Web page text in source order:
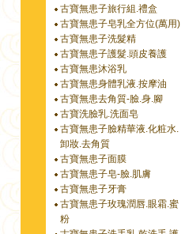
古寶無患子旅行組.禮盒
古寶無患子皂乳全方位(萬用)
古寶無患子洗髮精
古寶無患子護髮.頭皮養護
古寶無患沐浴乳
古寶無患身體乳液.按摩油
古寶無患去角質-臉.身.腳
古寶洗臉乳.洗面皂
古寶無患子臉精華液.化粧水.
卸妝.去角質
古寶無患子面膜
古寶無患子皂-臉.肌膚
古寶無患子牙膏
古寶無患子玫瑰潤唇.眼霜.蜜
粉